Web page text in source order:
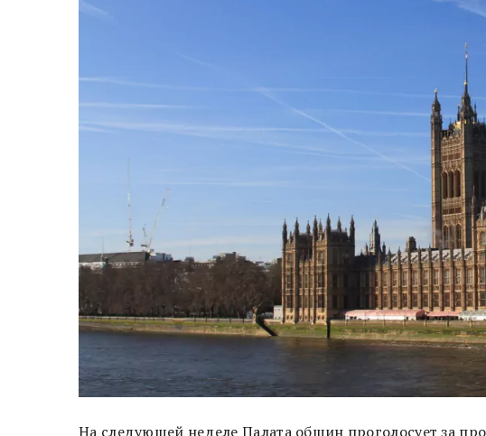
На следующей неделе Палата общин проголосует за